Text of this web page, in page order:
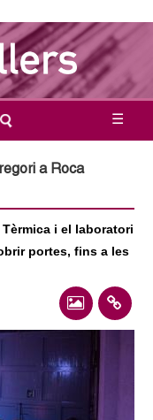
☰
e
a Roca
i el laboratori
portes, fins a les